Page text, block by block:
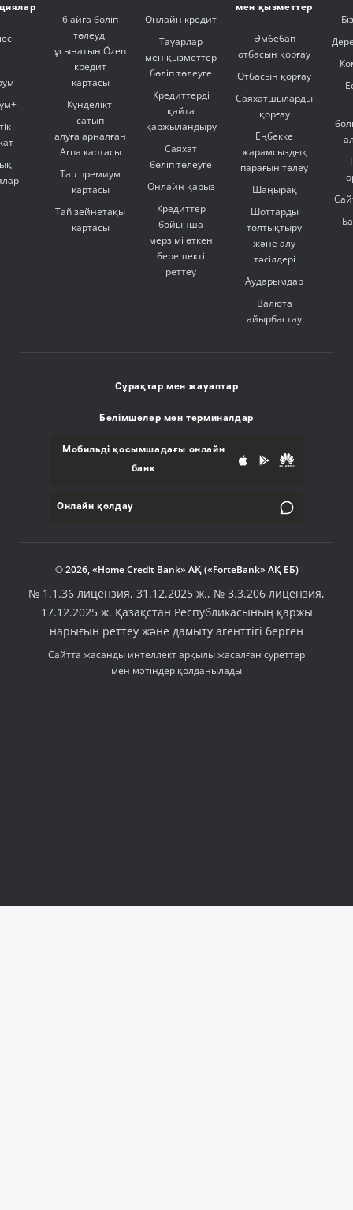
6 айға бөліп
төлеуді
ұсынатын Özen
кредит
картасы
Күнделікті
сатып
алуға арналған
Arna картасы
Tau премиум
картасы
Tañ зейнетақы
картасы
Онлайн кредит
Тауарлар
мен қызметтер
бөліп төлеуге
Кредиттерді
қайта
қаржыландыру
Саяхат
бөліп төлеуге
Онлайн қарыз
Кредиттер
бойынша
мерзімі өткен
берешекті
реттеу
мен қызметтер
Әмбебап
отбасын қорғау
Отбасын қорғау
Саяхатшыларды
қорғау
Еңбекке
жарамсыздық
парағын төлеу
Шаңырақ
Шоттарды
толтықтыру
және алу
тәсілдері
Аударымдар
Валюта
айырбастау
Сұрақтар мен жауаптар
Бөлімшелер мен терминалдар
Мобильді қосымшадағы онлайн
банк
Онлайн қолдау
© 2026, «Home Credit Bank» АҚ («ForteBank» АҚ ЕБ)
№ 1.1.36 лицензия, 31.12.2025 ж., № 3.3.206 лицензия,
17.12.2025 ж. Қазақстан Республикасының қаржы
нарығын реттеу және дамыту агенттігі берген
Сайтта жасанды интеллект арқылы жасалған суреттер
мен мәтіндер қолданылады